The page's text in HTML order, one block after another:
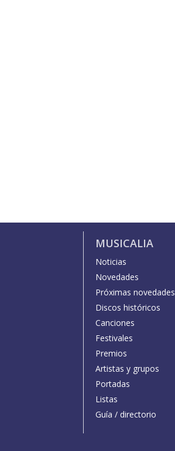
MUSICALIA
Noticias
Novedades
Próximas novedades
Discos históricos
Canciones
Festivales
Premios
Artistas y grupos
Portadas
Listas
Guía / directorio